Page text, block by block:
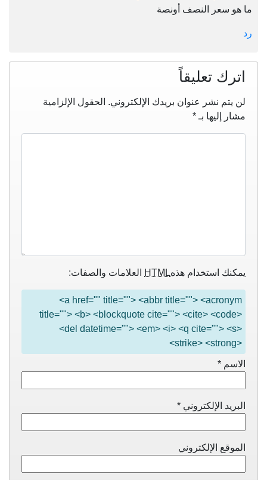
ما هو سعر النصف أونصة
رد
اترك تعليقاً
لن يتم نشر عنوان بريدك الإلكتروني. الحقول الإلزامية
مشار إليها بـ *
يمكنك استخدام هذهHTML العلامات والصفات:
<a href="" title=""> <abbr title=""> <acronym
title=""> <b> <blockquote cite=""> <cite> <code>
<del datetime=""> <em> <i> <q cite=""> <s>
<strike> <strong>
الاسم *
البريد الإلكتروني *
الموقع الإلكتروني